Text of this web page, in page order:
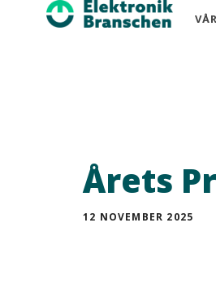
Årets
12 NOVEMBER 2025